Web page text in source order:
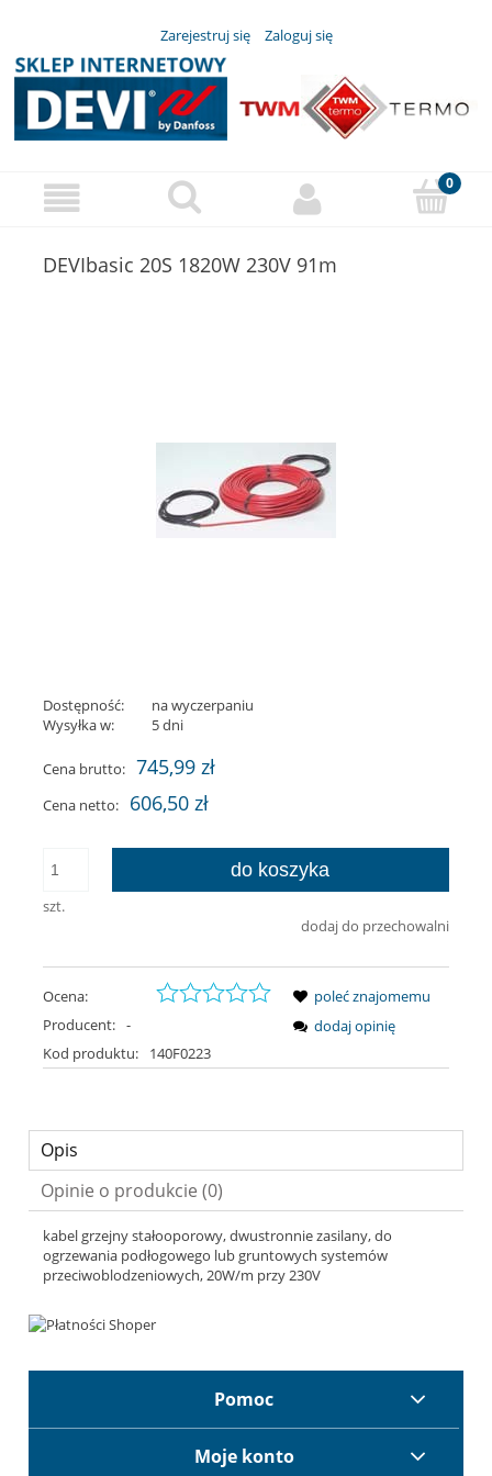
Zarejestruj się Zaloguj się
DEVIbasic 20S 1820W 230V 91m
Dostępność:
na wyczerpaniu
Wysyłka w:
5 dni
Cena brutto: 745,99 zł
Cena netto: 606,50 zł
szt.
do koszyka
dodaj do przechowalni
Ocena:
Producent: -
Kod produktu:
140F0223
poleć znajomemu
dodaj opinię
Opis
Opinie o produkcie (0)
kabel grzejny stałooporowy, dwustronnie zasilany, do
ogrzewania podłogowego lub gruntowych systemów
przeciwoblodzeniowych, 20W/m przy 230V
Pomoc
Moje konto